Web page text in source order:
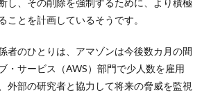
し、その削除を強制するために、より積極
ことを計画しているそうです。
者のひとりは、アマゾンは今後数カ月の間
・サービス（AWS）部門で少人数を雇用
外部の研究者と協力して将来の脅威を監視